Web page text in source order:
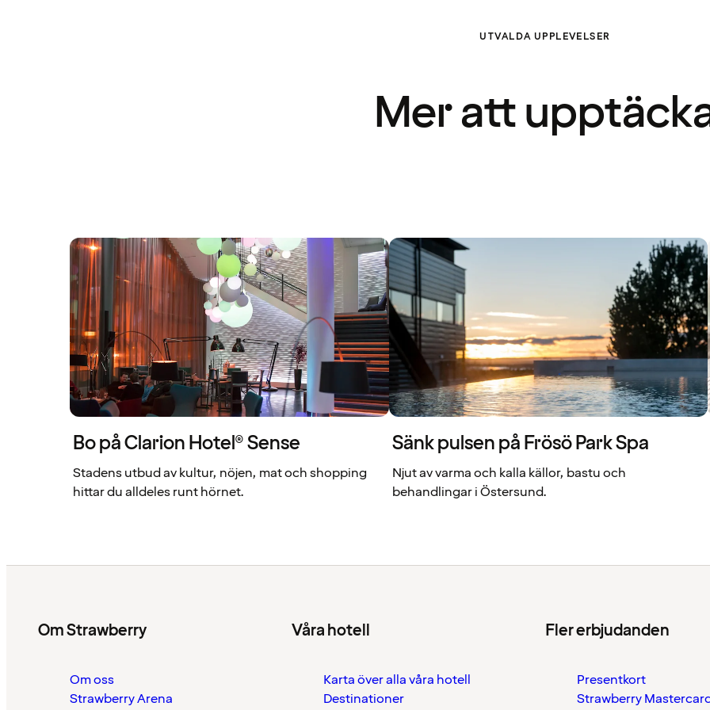
UTVALDA UPPLEVELSER
Mer att
Bo på Clarion Hotel® Sense
Stadens utbud av kultur, nöjen, mat och shopping
hittar du alldeles runt hörnet.
Sänk pulsen på Frösö Park Spa
Njut av varma och kalla källor, bastu och
behandlingar i Östersund.
Om Strawberry
Om oss
Strawberry Arena
Våra hotell
Karta över alla våra hotell
Destinationer
Fler erbjudanden
Presentkort
Strawberry